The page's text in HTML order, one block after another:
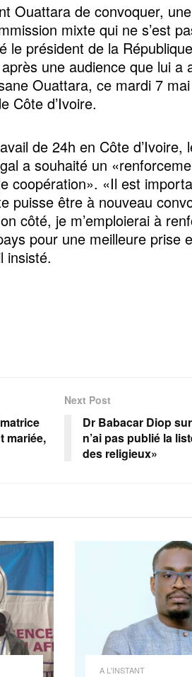
Ouattara de convoquer,
mixte qui ne s’est
le président de la
une audience que lui a
Ouattara, ce mardi 7
Côte d’Ivoire.
de 24h en Côte d’Ivoire,
a souhaité un
coopération». «Il est
puisse être à nouveau
côté, je m’emploierai à
pour une meilleure prise
insisté.
mariée,
Next Post
Dr Babacar Diop
n’ai pas publié la
des religieux»
A L'INSTANT